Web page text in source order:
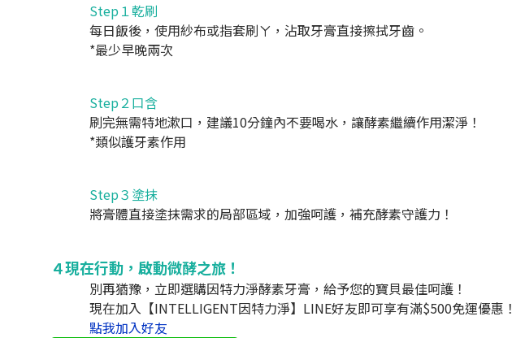
Step１乾刷
每日飯後，使用紗布或指套刷ㄚ，沾取牙膏直接擦拭牙齒。
*最少早晚兩次
Step２口含
刷完無需特地漱口，建議10分鐘內不要喝水，讓酵素繼續作用潔淨！
*類似護牙素作用
Step３塗抹
將膏體直接塗抹需求的局部區域，加強呵護，補充酵素守護力！
４現在行動，啟動微酵之旅！
別再猶豫，立即選購因特力淨酵素牙膏，給予您的寶貝最佳呵護！
現在加入【INTELLIGENT因特力淨】LINE好友即可享有滿$500免運優惠！
點我加入好友